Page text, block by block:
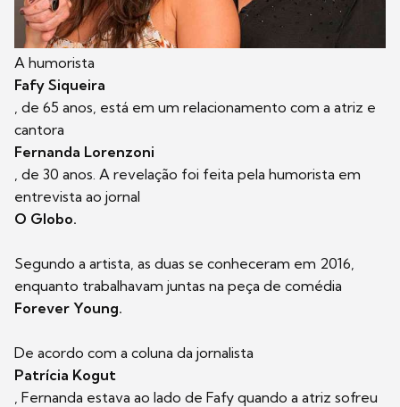
A humorista
Fafy Siqueira
, de 65 anos, está em um relacionamento com a atriz e
cantora
Fernanda Lorenzoni
, de 30 anos. A revelação foi feita pela humorista em
entrevista ao jornal
O Globo.
Segundo a artista, as duas se conheceram em 2016,
enquanto trabalhavam juntas na peça de comédia
Forever Young.
De acordo com a coluna da jornalista
Patrícia Kogut
, Fernanda estava ao lado de Fafy quando a atriz sofreu